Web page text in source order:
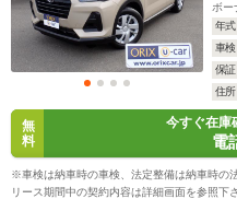
ボー
年式
車検
保証
住所
無
料
今すぐ在庫
電
※車検は納車時の車検、法定整備は納車時の
リース期間中の契約内容は詳細画面を参照下さ